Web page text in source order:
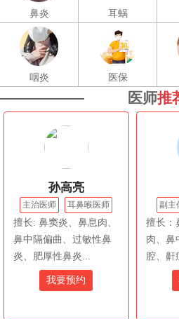
鼻炎 耳蜗
咽炎 医保
医师推
孙高亮
主治医师 耳鼻喉医师
擅长: 鼻窦炎、鼻息肉、
鼻中隔偏曲、过敏性鼻
炎、肥厚性鼻炎...
我要预约
副主
擅长：
肉、鼻
腔、鼾